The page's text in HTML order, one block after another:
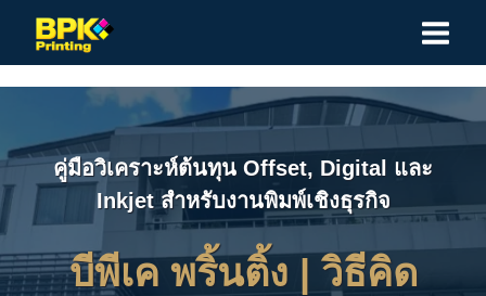
คู่มือวิเคราะห์ต้นทุน Offset, Digital และ
Inkjet สำหรับงานพิมพ์เชิงธุรกิจ
บีพีเค พริ้นติ้ง | วิธีคิด